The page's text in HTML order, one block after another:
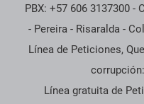
PBX: +57 606 3137300 -
- Pereira - Risaralda -
Línea de Peticiones,
Línea gratuita de